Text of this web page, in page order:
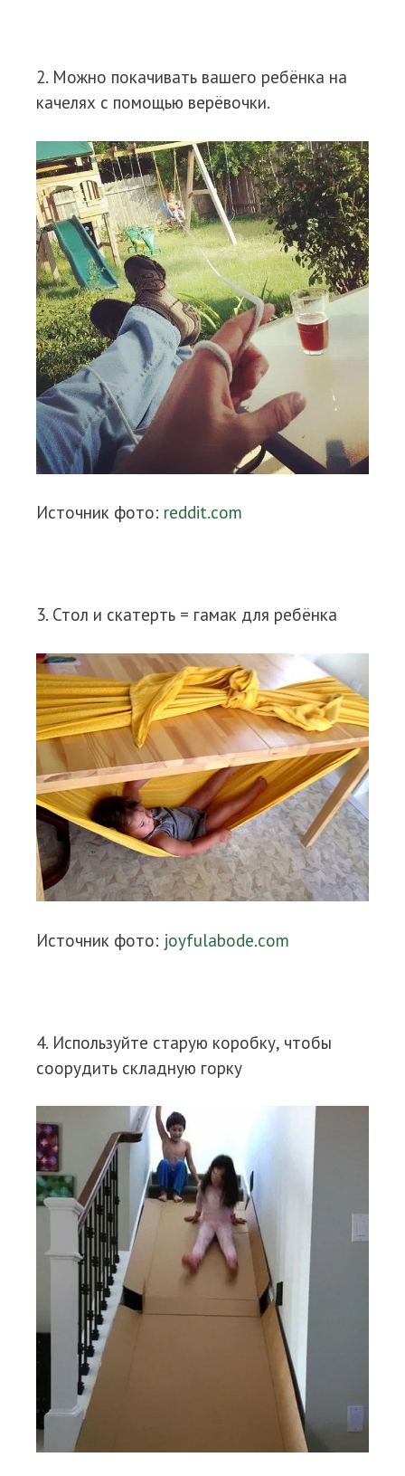
2. Можно покачивать вашего ребёнка на
качелях с помощью верёвочки.
Источник фото: reddit.com
3. Стол и скатерть = гамак для ребёнка
Источник фото: joyfulabode.com
4. Используйте старую коробку, чтобы
соорудить складную горку